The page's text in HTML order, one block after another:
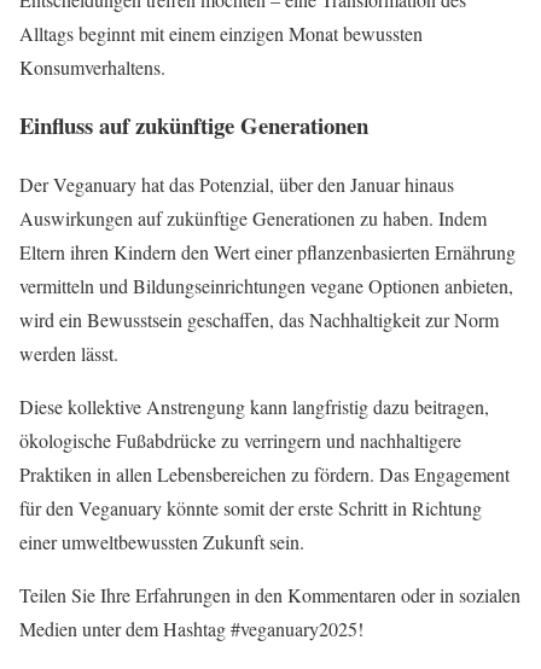
Alltags beginnt mit einem einzigen Monat bewussten
Konsumverhaltens.
Einfluss auf zukünftige Generationen
Der Veganuary hat das Potenzial, über den Januar hinaus
Auswirkungen auf zukünftige Generationen zu haben. Indem
Eltern ihren Kindern den Wert einer pflanzenbasierten Ernährung
vermitteln und Bildungseinrichtungen vegane Optionen anbieten,
wird ein Bewusstsein geschaffen, das Nachhaltigkeit zur Norm
werden lässt.
Diese kollektive Anstrengung kann langfristig dazu beitragen,
ökologische Fußabdrücke zu verringern und nachhaltigere
Praktiken in allen Lebensbereichen zu fördern. Das Engagement
für den Veganuary könnte somit der erste Schritt in Richtung
einer umweltbewussten Zukunft sein.
Teilen Sie Ihre Erfahrungen in den Kommentaren oder in sozialen
Medien unter dem Hashtag #veganuary2025!